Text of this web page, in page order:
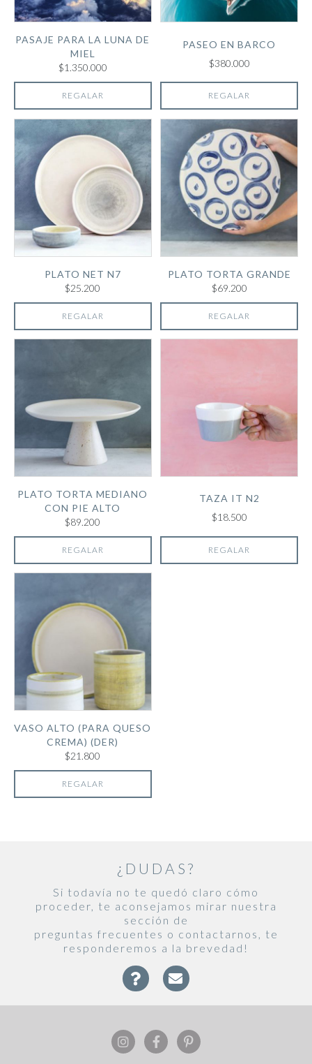
PASAJE PARA LA LUNA DE
MIEL
$1.350.000
REGALAR
PASEO EN BARCO
$380.000
REGALAR
PLATO NET N7
$25.200
REGALAR
PLATO TORTA GRANDE
$69.200
REGALAR
PLATO TORTA MEDIANO
CON PIE ALTO
$89.200
REGALAR
TAZA IT N2
$18.500
REGALAR
VASO ALTO (PARA QUESO
CREMA) (DER)
$21.800
REGALAR
¿DUDAS?
Si todavía no te quedó claro cómo
proceder, te aconsejamos mirar nuestra
sección de
preguntas frecuentes o contactarnos, te
responderemos a la brevedad!